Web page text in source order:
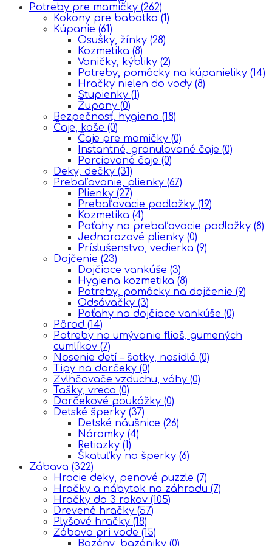
Potreby pre mamičky (262)
Kokony pre babatka (1)
Kúpanie (61)
Osušky, žínky (28)
Kozmetika (8)
Vaničky, kýbliky (2)
Potreby, pomôcky na kúpanieliky (14)
Hračky nielen do vody (8)
Stupienky (1)
Župany (0)
Bezpečnosť, hygiena (18)
Čaje, kaše (0)
Čaje pre mamičky (0)
Instantné, granulované čaje (0)
Porciované čaje (0)
Deky, dečky (31)
Prebaľovanie, plienky (67)
Plienky (27)
Prebaľovacie podložky (19)
Kozmetika (4)
Poťahy na prebaľovacie podložky (8)
Jednorazové plienky (0)
Príslušenstvo, vedierka (9)
Dojčenie (23)
Dojčiace vankúše (3)
Hygiena kozmetika (8)
Potreby, pomôcky na dojčenie (9)
Odsávačky (3)
Poťahy na dojčiace vankúše (0)
Pôrod (14)
Potreby na umývanie fliaš, gumených
cumlíkov (7)
Nosenie detí – šatky, nosidlá (0)
Tipy na darčeky (0)
Zvlhčovače vzduchu, váhy (0)
Tašky, vreca (0)
Darčekové poukážky (0)
Detské šperky (37)
Detské náušnice (26)
Náramky (4)
Retiazky (1)
Škatuľky na šperky (6)
Zábava (322)
Hracie deky, penové puzzle (7)
Hračky a nábytok na záhradu (7)
Hračky do 3 rokov (105)
Drevené hračky (57)
Plyšové hračky (18)
Zábava pri vode (15)
Bazény, bazéniky (0)